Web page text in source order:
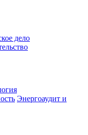
дело
Энергоаудит и